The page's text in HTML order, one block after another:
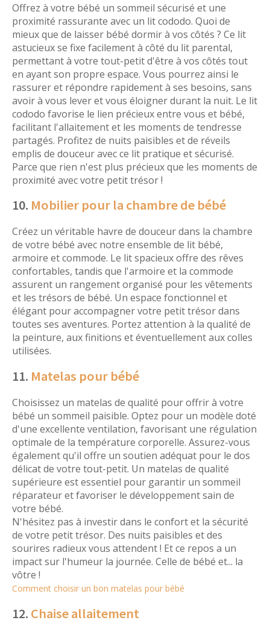
Offrez à votre bébé un sommeil sécurisé et une
proximité rassurante avec un lit cododo. Quoi de
mieux que de laisser bébé dormir à vos côtés ? Ce lit
astucieux se fixe facilement à côté du lit parental,
permettant à votre tout-petit d'être à vos côtés tout
en ayant son propre espace. Vous pourrez ainsi le
rassurer et répondre rapidement à ses besoins, sans
avoir à vous lever et vous éloigner durant la nuit. Le lit
cododo favorise le lien précieux entre vous et bébé,
facilitant l'allaitement et les moments de tendresse
partagés. Profitez de nuits paisibles et de réveils
emplis de douceur avec ce lit pratique et sécurisé.
Parce que rien n'est plus précieux que les moments de
proximité avec votre petit trésor !
10. Mobilier pour la chambre de bébé
Créez un véritable havre de douceur dans la chambre
de votre bébé avec notre ensemble de lit bébé,
armoire et commode. Le lit spacieux offre des rêves
confortables, tandis que l'armoire et la commode
assurent un rangement organisé pour les vêtements
et les trésors de bébé. Un espace fonctionnel et
élégant pour accompagner votre petit trésor dans
toutes ses aventures. Portez attention à la qualité de
la peinture, aux finitions et éventuellement aux colles
utilisées.
11. Matelas pour bébé
Choisissez un matelas de qualité pour offrir à votre
bébé un sommeil paisible. Optez pour un modèle doté
d'une excellente ventilation, favorisant une régulation
optimale de la température corporelle. Assurez-vous
également qu'il offre un soutien adéquat pour le dos
délicat de votre tout-petit. Un matelas de qualité
supérieure est essentiel pour garantir un sommeil
réparateur et favoriser le développement sain de
votre bébé.
N'hésitez pas à investir dans le confort et la sécurité
de votre petit trésor. Des nuits paisibles et des
sourires radieux vous attendent ! Et ce repos a un
impact sur l'humeur la journée. Celle de bébé et... la
vôtre !
Comment choisir un bon matelas pour bébé
12. Chaise allaitement